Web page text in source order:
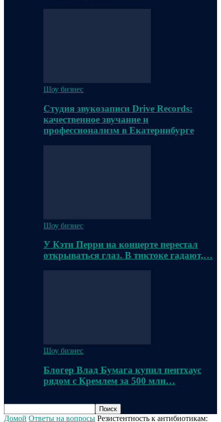
Шоу бизнес
Студия звукозаписи Drive Records:
качественное звучание и
профессионализм в Екатеринбурге
Шоу бизнес
У Кэти Перри на концерте перестал
открываться глаз. В тиктоке гадают,…
Шоу бизнес
Блогер Влад Бумага купил пентхаус
рядом с Кремлем за 500 млн…
Домой Ответы на вопросы Резистентность к антибиотикам: